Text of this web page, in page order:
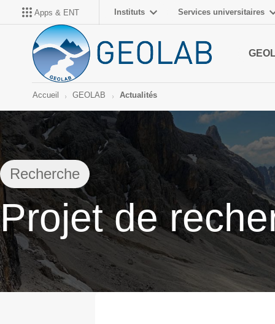
Apps & ENT Instituts Services universitaires
Accueil GEOLAB Actualités
Recherche
Projet de